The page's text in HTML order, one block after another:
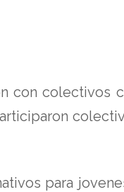
con colectivos
para